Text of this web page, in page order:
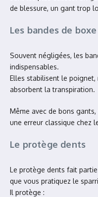
de blessure, un gant trop
Les bandes de boxe
Souvent négligées, les
indispensables.
Elles stabilisent le
absorbent la transpiration.
Même avec de bons gants,
une erreur classique chez
Le protège dents
Le protège dents fait
que vous pratiquez le
Il protège :